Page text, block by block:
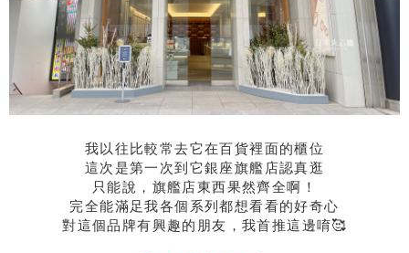
我以往比較常去它在百貨裡面的櫃位
這次是第一次到它銀座旗艦店認真逛
只能說，旗艦店東西果然齊全啊！
完全能滿足我各個系列都想看看的好奇心
對這個品牌有興趣的朋友，我首推這邊唷🥰